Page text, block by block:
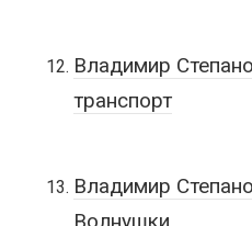
Владимир
транспорт
Владимир